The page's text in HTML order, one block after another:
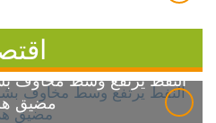
النفط يرتفع وسط مخاوف
مضيق